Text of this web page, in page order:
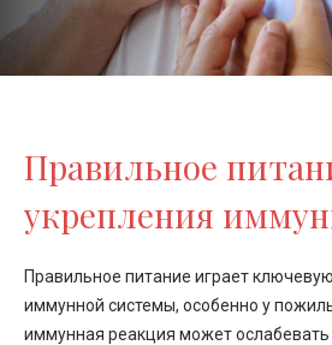
Правильное
укрепления
Правильное питание играет
иммунной системы, особенно у
иммунная реакция может ослабевать